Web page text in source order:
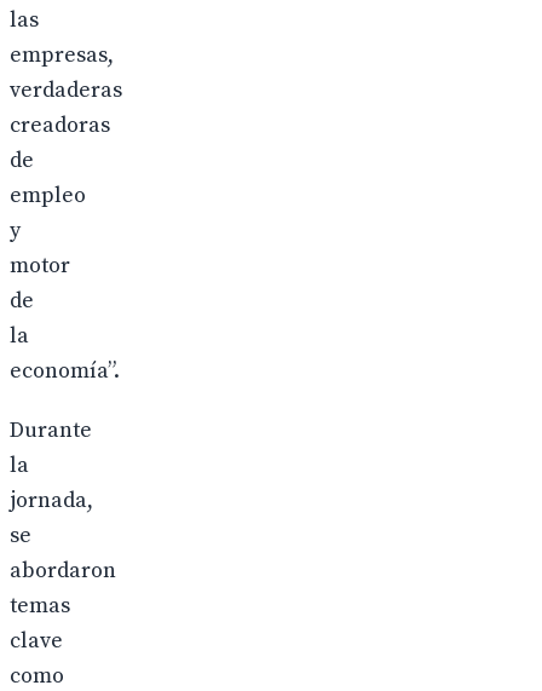
las
empresas,
verdaderas
creadoras
de
empleo
y
motor
de
la
economía”.
Durante
la
jornada,
se
abordaron
temas
clave
como